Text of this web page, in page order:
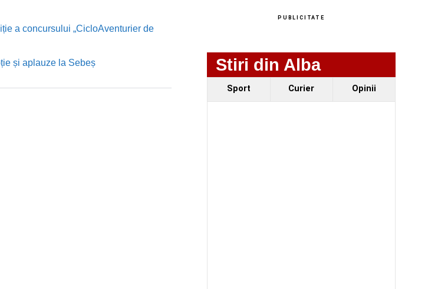
a concursului „CicloAventurier de
și aplauze la Sebeș
PUBLICITATE
Stiri din Alba
Sport Curier Opinii